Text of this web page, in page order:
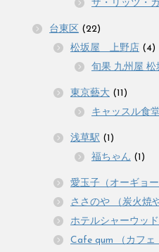
ザ・リッツ・
台東区 (22)
松坂屋 上野店 (4)
旬果 九州屋 松
東京藝大 (11)
キャッスル食
浅草駅 (1)
福ちゃん (1)
愛玉子（オーギョー
ささのや （炭火焼
ホテルシャーウッド
Cafe qum （カフェ